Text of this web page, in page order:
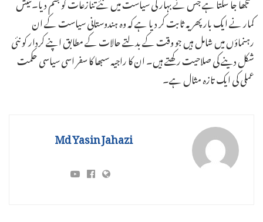
کمار نے ایک بار پھر یہ ثابت کر دیا ہے کہ وہ ہندوستانی سیاست کے ان
رہنماؤں میں شامل ہیں جو وقت کے بدلتے حالات کے مطابق اپنے کردار کو نئی
شکل دینے کی صلاحیت رکھتے ہیں۔ ان کا راجیہ سبھا کا سفر اسی سیاسی حکمت
عملی کی ایک تازہ مثال ہے۔
Md Yasin Jahazi